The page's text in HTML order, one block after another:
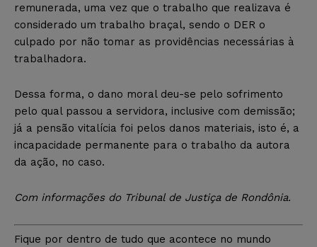
remunerada, uma vez que o trabalho que realizava é
considerado um trabalho braçal, sendo o DER o
culpado por não tomar as providências necessárias à
trabalhadora.
Dessa forma, o dano moral deu-se pelo sofrimento
pelo qual passou a servidora, inclusive com demissão;
já a pensão vitalícia foi pelos danos materiais, isto é, a
incapacidade permanente para o trabalho da autora
da ação, no caso.
Com informações do Tribunal de Justiça de Rondônia.
Fique por dentro de tudo que acontece no mundo